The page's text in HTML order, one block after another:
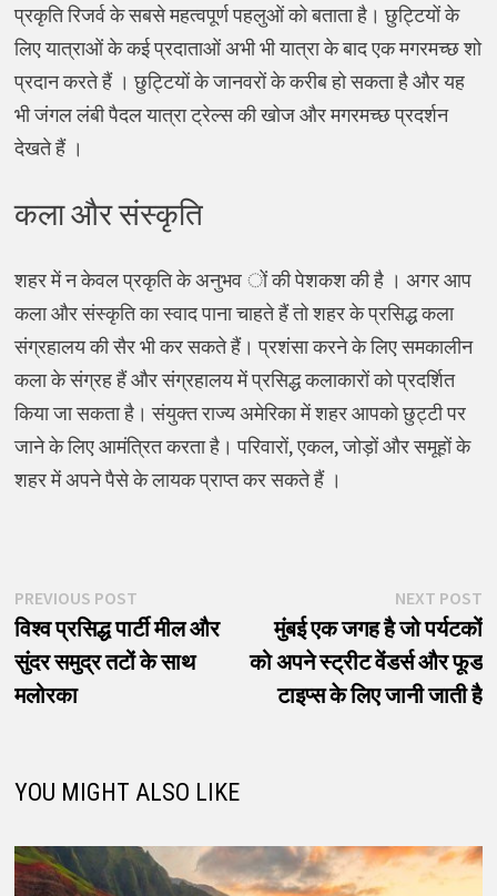
प्रकृति रिजर्व के सबसे महत्वपूर्ण पहलुओं को बताता है। छुट्टियों के
लिए यात्राओं के कई प्रदाताओं अभी भी यात्रा के बाद एक मगरमच्छ शो
प्रदान करते हैं । छुट्टियों के जानवरों के करीब हो सकता है और यह
भी जंगल लंबी पैदल यात्रा ट्रेल्स की खोज और मगरमच्छ प्रदर्शन
देखते हैं ।
कला और संस्कृति
शहर में न केवल प्रकृति के अनुभव ों की पेशकश की है । अगर आप
कला और संस्कृति का स्वाद पाना चाहते हैं तो शहर के प्रसिद्ध कला
संग्रहालय की सैर भी कर सकते हैं। प्रशंसा करने के लिए समकालीन
कला के संग्रह हैं और संग्रहालय में प्रसिद्ध कलाकारों को प्रदर्शित
किया जा सकता है। संयुक्त राज्य अमेरिका में शहर आपको छुट्टी पर
जाने के लिए आमंत्रित करता है। परिवारों, एकल, जोड़ों और समूहों के
शहर में अपने पैसे के लायक प्राप्त कर सकते हैं ।
पोस्ट
नेविगेशन
PREVIOUS POSTPrevious
post:
विश्व प्रसिद्ध पार्टी मील और
सुंदर समुद्र तटों के साथ
मलोरका
NEXT POST
मुंबई एक जगह है जो पर्यटकों
को अपने स्ट्रीट वेंडर्स और फूड
टाइप्स के लिए जानी जाती है
YOU MIGHT ALSO LIKE